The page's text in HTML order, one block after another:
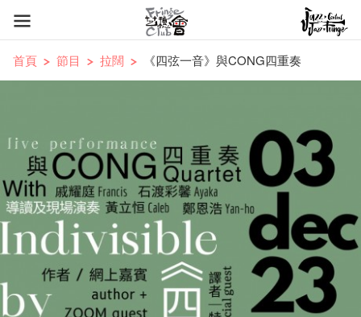
首頁 節目 拉闊 《四弦一音》與CONG四重奏